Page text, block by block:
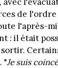
de
l'après-
: il était
"Je suis